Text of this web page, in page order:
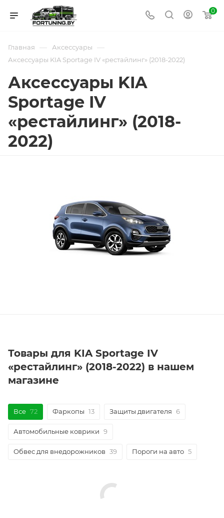
0
Главная — Аксессуары —
Аксессуары KIA Sportage IV «рестайлинг» (2018-2022)
Аксессуары KIA
Sportage IV
«рестайлинг» (2018-
2022)
Товары для KIA Sportage IV
«рестайлинг» (2018-2022) в нашем
магазине
Все 72 Фаркопы 13 Защиты двигателя 6
Автомобильные коврики 9
Обвес для внедорожников 39 Пороги на авто 5